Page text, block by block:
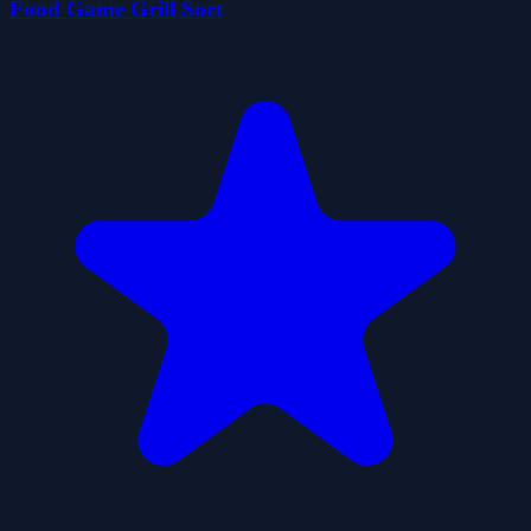
Food Game Grill Sort